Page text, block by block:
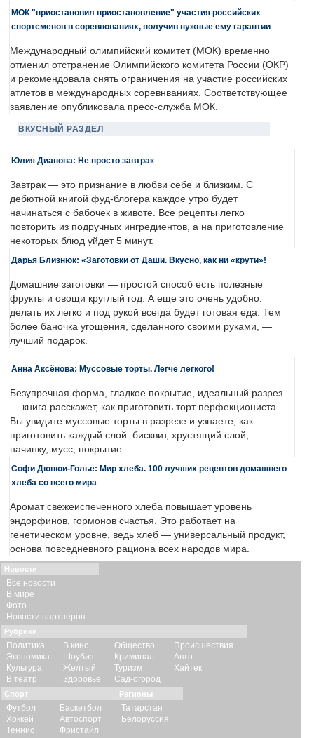
МОК "приостановил приостановление" участия российских
спортсменов в соревнованиях, получив нужные ему гарантии
Международный олимпийский комитет (МОК) временно
отменил отстранение Олимпийского комитета России (ОКР)
и рекомендовала снять ограничения на участие российских
атлетов в международных соревнваниях. Соответствующее
заявление опубликовала пресс-служба МОК.
ВКУСНЫЙ РАЗДЕЛ
Юлия Дианова: Не просто завтрак
Завтрак — это признание в любви себе и близким. С
дебютной книгой фуд-блогера каждое утро будет
начинаться с бабочек в животе. Все рецепты легко
повторить из подручных ингредиентов, а на приготовление
некоторых блюд уйдет 5 минут.
Дарья Близнюк: «Заготовки от Даши. Вкусно, как ни «крути»!
Домашние заготовки — простой способ есть полезные
фрукты и овощи круглый год. А еще это очень удобно:
делать их легко и под рукой всегда будет готовая еда. Тем
более баночка угощения, сделанного своими руками, —
лучший подарок.
Анна Аксёнова: Муссовые торты. Легче легкого!
Безупречная форма, гладкое покрытие, идеальный разрез
— книга расскажет, как приготовить торт перфекциониста.
Вы увидите муссовые торты в разрезе и узнаете, как
приготовить каждый слой: бисквит, хрустящий слой,
начинку, мусс, покрытие.
Софи Дюпюи-Голье: Мир хлеба. 100 лучших рецептов домашнего
хлеба со всего мира
Аромат свежеиспеченного хлеба повышает уровень
эндорфинов, гормонов счастья. Это работает на
генетическом уровне, ведь хлеб — универсальный продукт,
основа повседневного рациона всех народов мира.
Новости
Все новости
В мире
Фото
Новости партнеров
Рубрики
Политика
Экономика
Культура
В театр
В кино
Шоубиз
Желтый
Здоровье
Общество
Криминал
Туризм
Сад-огород
Происшествия
Авто
Хайтек
Спорт
Футбол
Хоккей
Теннис
Баскетбол
Автоспорт
Фристайл
Регионы
Татарстан
Белоруссия